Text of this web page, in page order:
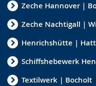
Zeche Hannover |
Zeche Nachtigall |
Henrichshütte |
Schiffshebewerk
Textilwerk | Bocholt